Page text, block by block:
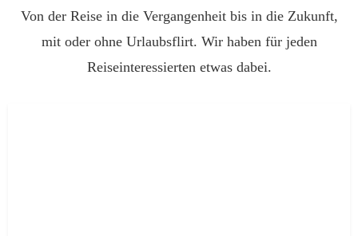
Von der Reise in die Vergangenheit bis in die Zukunft,
mit oder ohne Urlaubsflirt. Wir haben für jeden
Reiseinteressierten etwas dabei.